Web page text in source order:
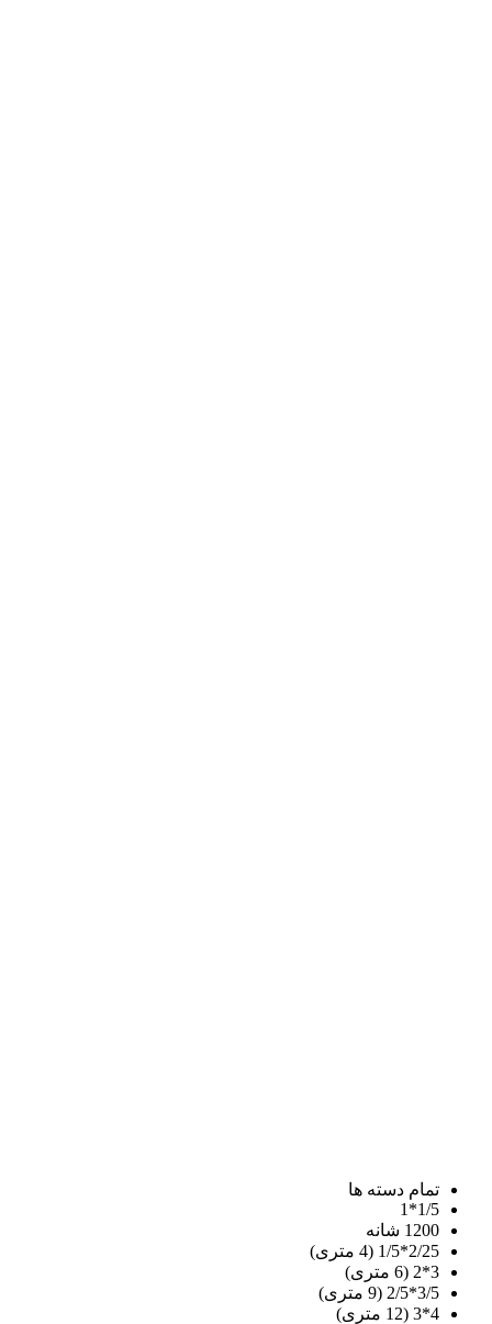
تمام دسته ها
1/5*1
1200 شانه
2/25*1/5 (4 متری)
3/5*2/5 (9 متری)